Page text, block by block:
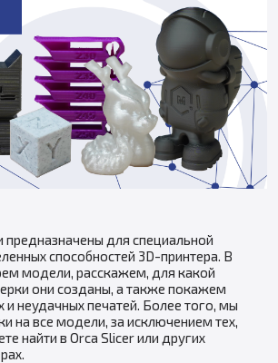
для специальной
способностей 3D-принтера. В
модели, расскажем, для какой
они созданы, а также покажем
неудачных печатей. Более того, мы
на все модели, за исключением тех,
найти в Orca Slicer или других